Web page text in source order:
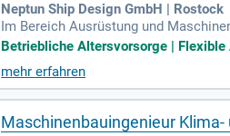
Neptun Ship Design GmbH | Rostock
Im Bereich Ausrüstung und
erfahrenen Ingenieuren zusammen,
ie bei der Erstellung technischer
scher und regulatorischer
Betriebliche Altersvorsorge |
mehr erfahren
Maschinenbauingenieur